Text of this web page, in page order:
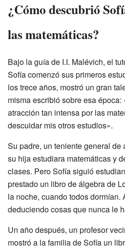
¿Cómo descubrió
las matemáticas?
Bajo la guía de I.I. Malévich, el
Sofía comenzó sus primeros
los trece años, mostró un gran
misma escribió sobre esa
atracción tan intensa por las
descuidar mis otros estudios».
Su padre, un teniente general
su hija estudiara matemáticas y
clases. Pero Sofía siguió
prestado un libro de álgebra de
la noche, cuando todos dormían.
deduciendo cosas que nunca le
Un año después, un profesor
mostró a la familia de Sofía un